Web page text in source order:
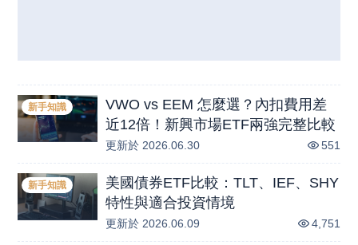
新手知識
VWO vs EEM 怎麼選？內扣費用差
近12倍！新興市場ETF兩強完整比較
更新於 2026.06.30 551
新手知識
美國債券ETF比較：TLT、IEF、SHY
特性與適合投資情境
更新於 2026.06.09 4,751